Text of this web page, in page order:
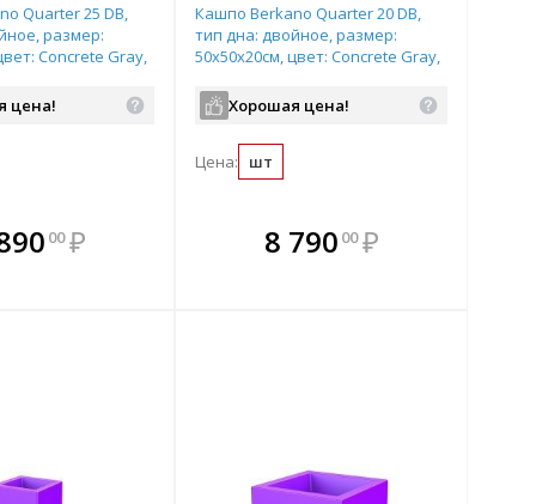
Quarter 25 DB,
размер:
Concrete Gray,
цена!
00 ₽
В комплекте
всегда выгоднее!
Кашпо Berkano Quarter 20 DB,
тип дна: двойное, размер:
50x50x20см, цвет: Concrete Gray,
Хорошая цена!
Цена: шт
комплекте
выгоднее!
8 790 00 ₽